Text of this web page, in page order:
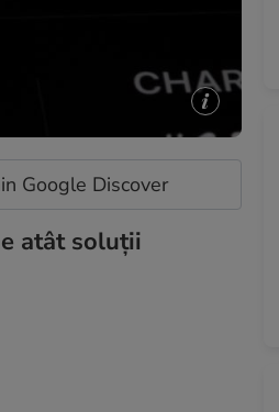
in Google Discover
atât soluții